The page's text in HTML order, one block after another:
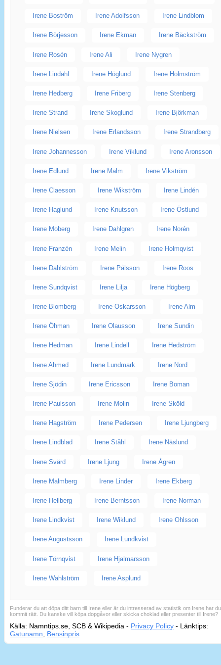
Irene Boström Irene Adolfsson Irene Lindblom
Irene Börjesson Irene Ekman Irene Bäckström
Irene Rosén Irene Ali Irene Nygren
Irene Lindahl Irene Höglund Irene Holmström
Irene Hedberg Irene Friberg Irene Stenberg
Irene Strand Irene Skoglund Irene Björkman
Irene Nielsen Irene Erlandsson Irene Strandberg
Irene Johannesson Irene Viklund Irene Aronsson
Irene Edlund Irene Malm Irene Vikström
Irene Claesson Irene Wikström Irene Lindén
Irene Haglund Irene Knutsson Irene Östlund
Irene Moberg Irene Dahlgren Irene Norén
Irene Franzén Irene Melin Irene Holmqvist
Irene Dahlström Irene Pålsson Irene Roos
Irene Sundqvist Irene Lilja Irene Högberg
Irene Blomberg Irene Oskarsson Irene Alm
Irene Öhman Irene Olausson Irene Sundin
Irene Hedman Irene Lindell Irene Hedström
Irene Ahmed Irene Lundmark Irene Nord
Irene Sjödin Irene Ericsson Irene Boman
Irene Paulsson Irene Molin Irene Sköld
Irene Hagström Irene Pedersen Irene Ljungberg
Irene Lindblad Irene Ståhl Irene Näslund
Irene Svärd Irene Ljung Irene Ågren
Irene Malmberg Irene Linder Irene Ekberg
Irene Hellberg Irene Berntsson Irene Norman
Irene Lindkvist Irene Wiklund Irene Ohlsson
Irene Augustsson Irene Lundkvist
Irene Törnqvist Irene Hjalmarsson
Irene Wahlström Irene Asplund
Funderar du att döpa ditt barn till Irene eller är du intresserad av statistik om Irene har du
kommit rätt. Du kanske vill köpa dopgåvor eller skicka choklad eller presenter till Irene?
Källa: Namntips.se, SCB & Wikipedia - Privacy Policy - Länktips:
Gatunamn, Bensinpris